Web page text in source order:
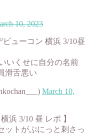
10, 2023
ビューコン 横浜 3/10昼
いくせに自分の名前
滑舌悪い
March 10,
浜 3/10 昼 レポ 】
ットがぷにっと刺さっ